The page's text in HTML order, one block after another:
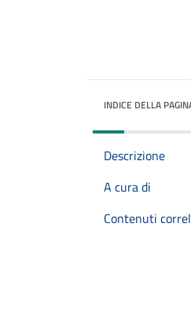
INDICE DELLA
Descrizione
A cura di
Contenuti